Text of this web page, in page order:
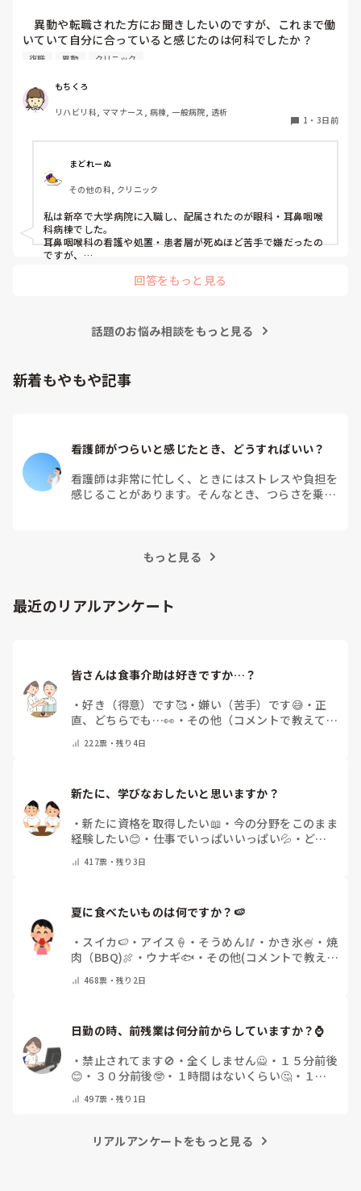
異動や転職された方にお聞きしたいのですが、これまで働
いていて自分に合っていると感じたのは何科でしたか？
また、どんなところが合っていると感じましたか？
私はこれまで脳神経外科、リハビリ科、透析室と経験しまし
たが、どこもしっくり来なくて悩んでいます…。次回の転職
の参考にさせていただきたいです😭
復職 異動 クリニック
もちくろ
リハビリ科, ママナース, 病棟, 一般病院, 透析
1 ・ 3日前
まどれーぬ
その他の科, クリニック
私は新卒で大学病院に入職し、配属されたのが眼科・耳鼻咽喉
科病棟でした。
耳鼻咽喉科の看護や処置・患者層が死ぬほど苦手で嫌だったの
ですが、
異動の声がかかる前に眼科クリニックに転職しました。
回答をもっと見る
話題のお悩み相談をもっと見る
新着もやもや記事
看護師がつらいと感じたとき、どうすればいい？
看護師は非常に忙しく、ときにはストレスや負担を
感じることがあります。そんなとき、つらさを乗り
もっと見る
最近のリアルアンケート
皆さんは食事介助は好きですか…？
・好き（得意）です🥰・嫌い（苦手）です😅 ・ 正
直、どちらでも…👀 ・ その他（コメントで教えてく
222票・残り4日
新たに、学びなおしたいと思いますか？
・新たに資格を取得したい📖 ・ 今の分野をこのまま
経験したい😊 ・ 仕事でいっぱいいっぱい💦 ・ どん
教えてください）
417票・残り3日
夏に食べたいものは何ですか？🍉
・ スイカ🍉 ・ アイス🍦 ・ そうめん🥢 ・ かき氷🍧 ・ 焼
肉（BBQ)🍖 ・ ウナギ🐟 ・ その他(コメントで教え
468票・残り2日
日勤の時、前残業は何分前からしていますか？⌚
・禁止されてます🚫 ・ 全くしません🙅 ・ １５分前後
😊 ・ ３０分前後🤓 ・ １時間はないくらい🤔 ・ １時
497票・残り1日
リアルアンケートをもっと見る